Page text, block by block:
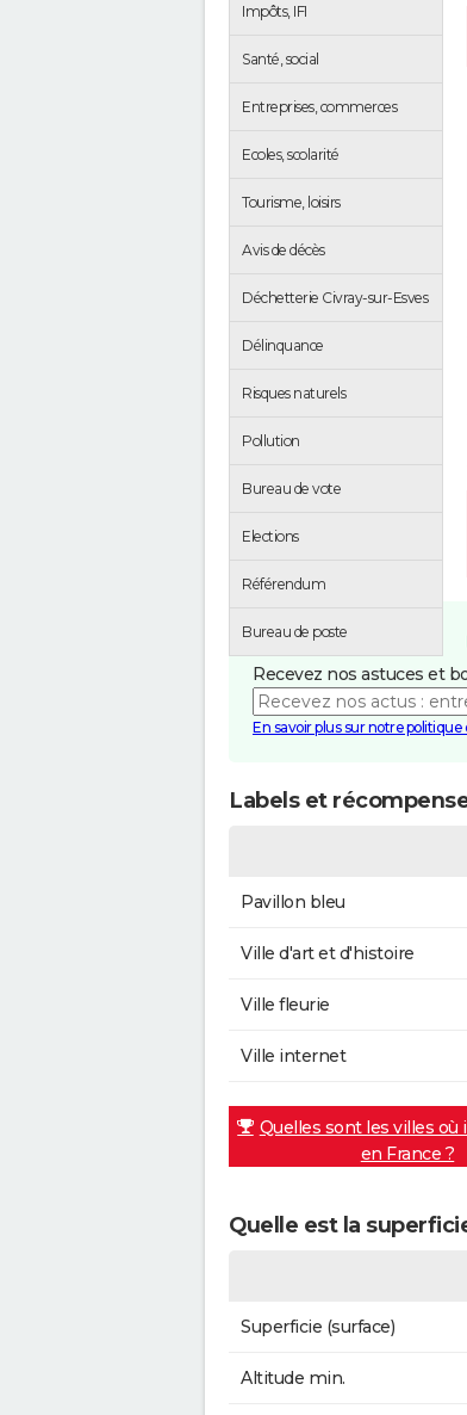
Impôts, IFI
Santé, social
Entreprises, commerces
Ecoles, scolarité
Tourisme, loisirs
Avis de décès
Déchetterie Civray-sur-Esves
Délinquance
Risques naturels
Pollution
Bureau de vote
Elections
Référendum
Bureau de poste
Recevez nos astuces et
En savoir plus sur notre
Labels et
Pavillon bleu
Ville d'art et d'histoire
Ville fleurie
Ville internet
Quelles sont les villes où
en France ?
Quelle est la
Superficie (surface)
Altitude min.